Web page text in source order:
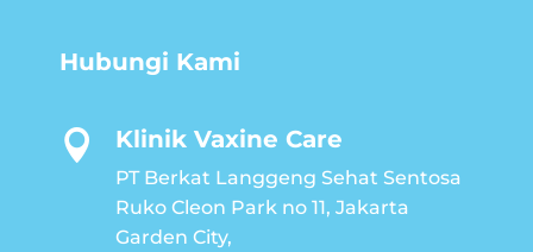
Hubungi Kami
 Klinik Vaxine Care
PT Berkat Langgeng Sehat Sentosa
Ruko Cleon Park no 11, Jakarta
Garden City,